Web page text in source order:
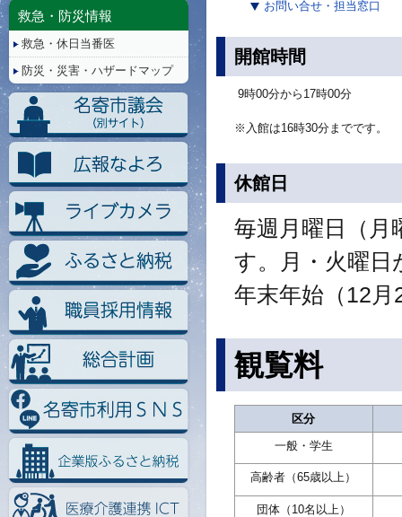
お問い合せ・担当窓口
開館時間
9時00分から17時00分
※入館は16時30分までです。
休館日
毎週月曜日（月
す。月・火曜日
年末年始（12月
観覧料
区分
一般・学生
高齢者（65歳以上）
団体（10名以上）
救急・防災情報
救急・休日当番医
防災・災害・ハザードマップ